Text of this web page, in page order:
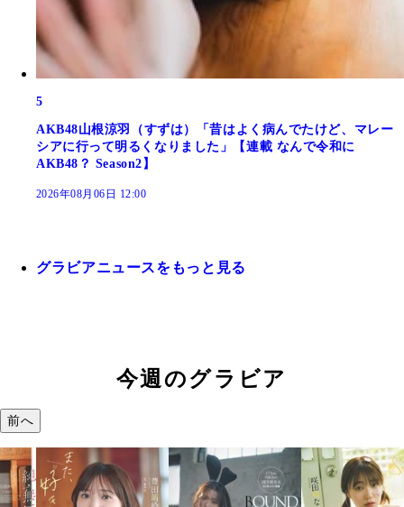
5
AKB48山根涼羽（すずは）「昔はよく病んでたけど、マレー
シアに行って明るくなりました」【連載 なんで令和に
AKB48？ Season2】
2026年08月06日 12:00
グラビアニュースをもっと見る
今週のグラビア
前へ